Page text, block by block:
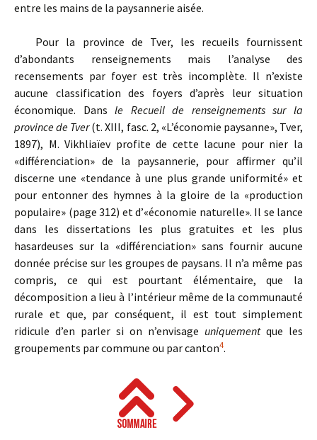
entre les mains de la paysannerie aisée.
Pour la province de Tver, les recueils fournissent
d’abondants renseignements mais l’analyse des
recensements par foyer est très incomplète. Il n’existe
aucune classification des foyers d’après leur situation
économique. Dansle Recueil de renseignements sur la
province de Tver(t. XIII, fasc. 2, «L’économie paysanne», Tver,
1897), M. Vikhliaïev profite de cette lacune pour nier la
«différenciation» de la paysannerie, pour affirmer qu’il
discerne une «tendance à une plus grande uniformité» et
pour entonner des hymnes à la gloire de la «production
populaire» (page 312) et d’«économie naturelle». Il se lance
dans les dissertations les plus gratuites et les plus
hasardeuses sur la «différenciation» sans fournir aucune
donnée précise sur les groupes de paysans. Il n’a même pas
compris, ce qui est pourtant élémentaire, que la
décomposition a lieu à l’intérieur même de la communauté
rurale et que, par conséquent, il est tout simplement
ridicule d’en parler si on n’envisage uniquementque les
groupements par commune ou par canton4.